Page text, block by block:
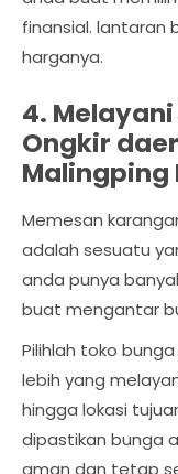
finansial. lantaran
harganya.
4.
Ongkir
Malingping
Memesan
adalah sesuatu
anda punya
buat mengantar
Pilihlah toko
lebih yang
hingga lokasi
dipastikan bunga
aman dan tetap